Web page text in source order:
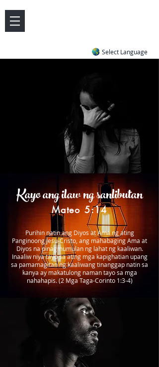
Select Language
Kayo ang ilaw ng sanlibutan
Mateo 5:14
Purihin natin ang Diyos at Ama ng ating
Panginoong Jesu-Cristo, ang mahabaging Ama at
Diyos na pinagmumulan ng lahat ng kaaliwan.
Inaaliw niya tayo sa ating mga kapighatian upang
sa pamamagitan ng kaaliwang tinanggap natin sa
kanya ay makatulong naman tayo sa mga
nahahapis. (2 Mga Taga-Corinto 1:3-4)